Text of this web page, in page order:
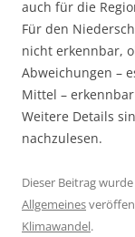
auch für die
Für den
nicht erkennbar,
Abweichungen –
Mittel –
Weitere Details
nachzulesen.
Dieser Beitrag
Allgemeines
Klimawandel.